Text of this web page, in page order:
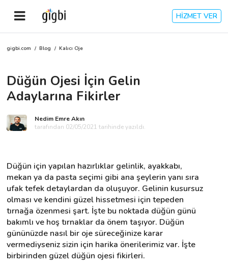
HİZMET VER
Anasayfa
Giriş Yap
Kategoriler
🎈 Biz Kimiz?
🧐 Nasıl Çalışır?
🌟 Müşteri Değerlendirmeleri
Destek
gigbi.com / Blog / Kalıcı Oje
Düğün Ojesi İçin Gelin
Adaylarına Fikirler
Nedim Emre Akın
tarafından 02/05/2021 tarihinde yazıldı.
Düğün için yapılan hazırlıklar gelinlik, ayakkabı,
mekan ya da pasta seçimi gibi ana şeylerin yanı sıra
ufak tefek detaylardan da oluşuyor. Gelinin kusursuz
olması ve kendini güzel hissetmesi için tepeden
tırnağa özenmesi şart. İşte bu noktada düğün günü
bakımlı ve hoş tırnaklar da önem taşıyor. Düğün
gününüzde nasıl bir oje süreceğinize karar
vermediyseniz sizin için harika önerilerimiz var. İşte
birbirinden güzel düğün ojesi fikirleri.